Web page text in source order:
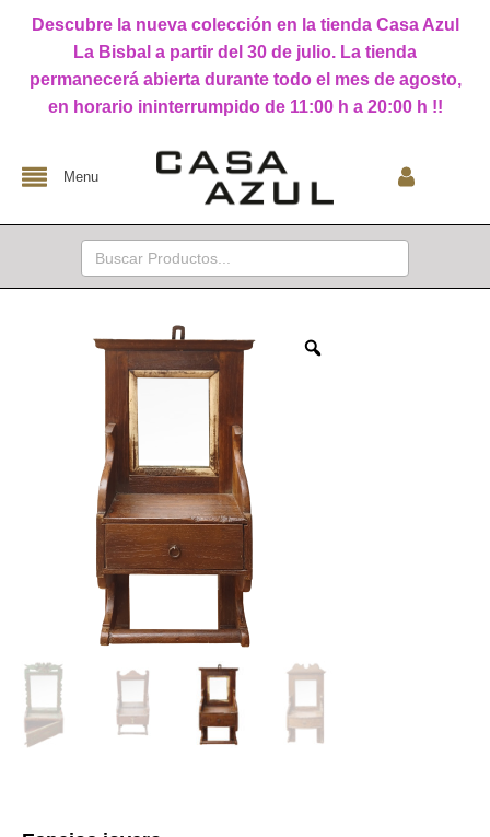
Descubre la nueva colección en la tienda Casa Azul
La Bisbal a partir del 30 de julio. La tienda
permanecerá abierta durante todo el mes de agosto,
en horario ininterrumpido de 11:00 h a 20:00 h !!
Menu
Buscar: